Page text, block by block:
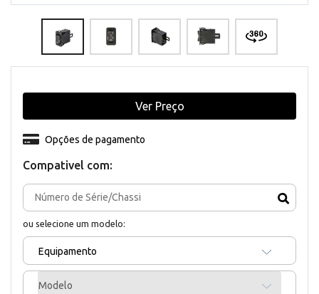
Compativel com:
ou selecione um modelo:
Equipamento
Modelo
Opções de pagamento
Ver Preço